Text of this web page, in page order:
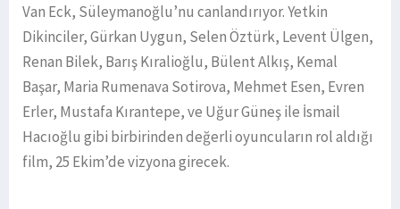
Van Eck, Süleymanoğlu’nu canlandırıyor. Yetkin
Dikinciler, Gürkan Uygun, Selen Öztürk, Levent Ülgen,
Renan Bilek, Barış Kıralioğlu, Bülent Alkış, Kemal
Başar, Maria Rumenava Sotirova, Mehmet Esen, Evren
Erler, Mustafa Kırantepe, ve Uğur Güneş ile İsmail
Hacıoğlu gibi birbirinden değerli oyuncuların rol aldığı
film, 25 Ekim’de vizyona girecek.